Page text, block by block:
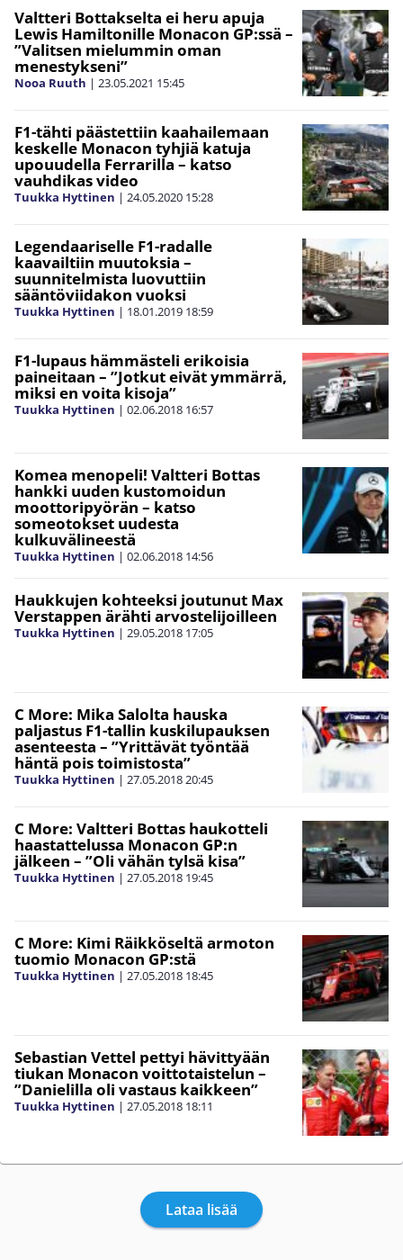
Valtteri Bottakselta ei heru apuja
Lewis Hamiltonille Monacon GP:ssä –
”Valitsen mielummin oman
menestykseni”
Nooa Ruuth | 23.05.2021 15:45
F1-tähti päästettiin kaahailemaan
keskelle Monacon tyhjiä katuja
upouudella Ferrarilla – katso
vauhdikas video
Tuukka Hyttinen | 24.05.2020 15:28
Legendaariselle F1-radalle
kaavailtiin muutoksia –
suunnitelmista luovuttiin
sääntöviidakon vuoksi
Tuukka Hyttinen | 18.01.2019 18:59
F1-lupaus hämmästeli erikoisia
paineitaan – ”Jotkut eivät ymmärrä,
miksi en voita kisoja”
Tuukka Hyttinen | 02.06.2018 16:57
Komea menopeli! Valtteri Bottas
hankki uuden kustomoidun
moottoripyörän – katso
someotokset uudesta
kulkuvälineestä
Tuukka Hyttinen | 02.06.2018 14:56
Haukkujen kohteeksi joutunut Max
Verstappen ärähti arvostelijoilleen
Tuukka Hyttinen | 29.05.2018 17:05
C More: Mika Salolta hauska
paljastus F1-tallin kuskilupauksen
asenteesta – ”Yrittävät työntää
häntä pois toimistosta”
Tuukka Hyttinen | 27.05.201820:45
C More: Valtteri Bottas haukotteli
haastattelussa Monacon GP:n
jälkeen – ”Oli vähän tylsä kisa”
Tuukka Hyttinen | 27.05.2018 19:45
C More: Kimi Räikköseltä armoton
tuomio Monacon GP:stä
Tuukka Hyttinen | 27.05.2018 18:45
Sebastian Vettel pettyi hävittyään
tiukan Monacon voittotaistelun –
”Danielilla oli vastaus kaikkeen”
Tuukka Hyttinen | 27.05.2018 18:11
Lataa lisää